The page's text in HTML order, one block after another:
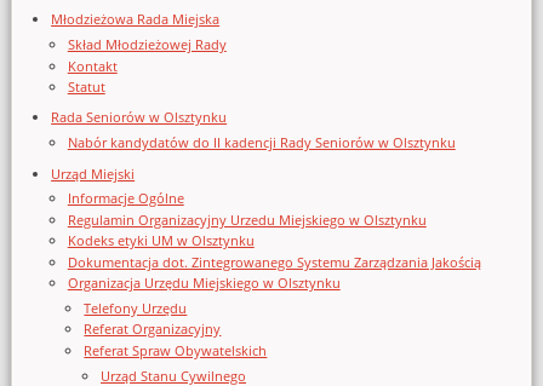
Młodzieżowa Rada Miejska
Skład Młodzieżowej Rady
Kontakt
Statut
Rada Seniorów w Olsztynku
Nabór kandydatów do II kadencji Rady Seniorów w Olsztynku
Urząd Miejski
Informacje Ogólne
Regulamin Organizacyjny Urzedu Miejskiego w Olsztynku
Kodeks etyki UM w Olsztynku
Dokumentacja dot. Zintegrowanego Systemu Zarządzania Jakością
Organizacja Urzędu Miejskiego w Olsztynku
Telefony Urzędu
Referat Organizacyjny
Referat Spraw Obywatelskich
Urząd Stanu Cywilnego